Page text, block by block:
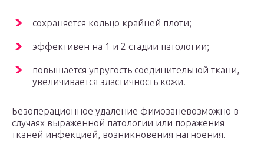
сохраняется кольцо крайней плоти;
эффективен на 1 и 2 стадии патологии;
повышается упругость соединительной ткани,
увеличивается эластичность кожи.
Безоперационное удаление фимозаневозможно в
случаях выраженной патологии или поражения
тканей инфекцией, возникновения нагноения.